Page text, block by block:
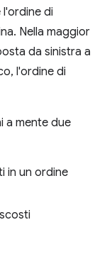
di
Nella maggior
da sinistra a
l'ordine di
a mente due
in un ordine